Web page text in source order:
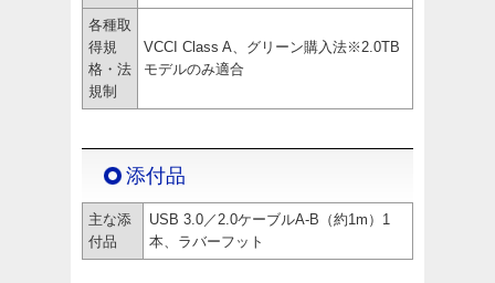
各種取
得規
格・法
規制
VCCI Class A、グリーン購入法※2.0TB
モデルのみ適合
添付品
主な添
付品
USB 3.0／2.0ケーブルA-B（約1m）1
本、ラバーフット